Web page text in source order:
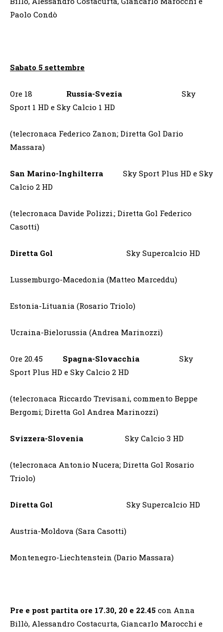
Paolo Condò
Sabato 5 settembre
Ore 18 Russia-Svezia
Sky
Sport 1 HD e Sky Calcio 1 HD
(telecronaca Federico Zanon; Diretta Gol Dario
Massara)
San Marino-Inghilterra Sky Sport Plus HD e Sky
Calcio 2 HD
(telecronaca Davide Polizzi.; Diretta Gol Federico
Casotti)
Diretta Gol Sky Supercalcio HD
Lussemburgo-Macedonia (Matteo Marceddu)
Estonia-Lituania (Rosario Triolo)
Ucraina-Bielorussia (Andrea Marinozzi)
Ore 20.45 Spagna-Slovacchia
Sky
Sport Plus HD e Sky Calcio 2 HD
(telecronaca Riccardo Trevisani, commento Beppe
Bergomi; Diretta Gol Andrea Marinozzi)
Svizzera-Slovenia Sky Calcio 3 HD
(telecronaca Antonio Nucera; Diretta Gol Rosario
Triolo)
Diretta Gol Sky Supercalcio HD
Austria-Moldova (Sara Casotti)
Montenegro-Liechtenstein (Dario Massara)
Pre e post partita ore 17.30, 20 e 22.45 con Anna
Billò, Alessandro Costacurta, Giancarlo Marocchi e